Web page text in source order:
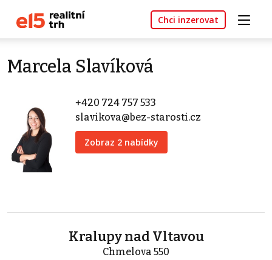
Chci inzerovat
Marcela Slavíková
+420 724 757 533
slavikova@bez-starosti.cz
Zobraz 2 nabídky
Kralupy nad Vltavou
Chmelova 550